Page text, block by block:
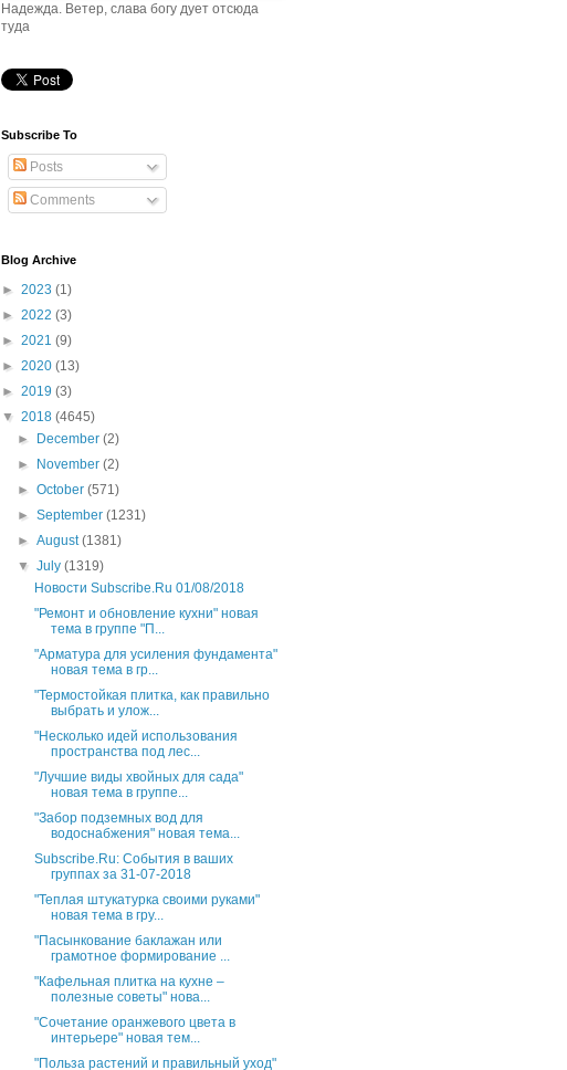
Надежда. Ветер, слава богу дует отсюда
туда
Subscribe To
Posts
Comments
Blog Archive
► 2023 (1)
► 2022 (3)
► 2021 (9)
► 2020 (13)
► 2019 (3)
▼ 2018 (4645)
►
December(2)
►
November(2)
►October(571)
►September(1231)
►August(1381)
▼July(1319)
Новости Subscribe.Ru 01/08/2018
"Ремонт и обновление кухни" новая
тема в группе "П...
"Арматура для усиления фундамента"
новая тема в гр...
"Термостойкая плитка, как правильно
выбрать и улож...
"Несколько идей использования
пространства под лес...
"Лучшие виды хвойных для сада"
новая тема в группе...
"Забор подземных вод для
водоснабжения" новая тема...
Subscribe.Ru: События в ваших
группах за 31-07-2018
"Теплая штукатурка своими руками"
новая тема в гру...
"Пасынкование баклажан или
грамотное формирование ...
"Кафельная плитка на кухне –
полезные советы" нова...
"Сочетание оранжевого цвета в
интерьере" новая тем...
"Польза растений и правильный уход"